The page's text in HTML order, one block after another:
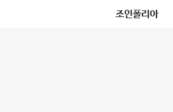
조인폴리아